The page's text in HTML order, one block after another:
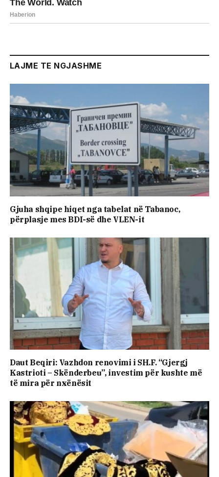
LAJME TE NGJASHME
Gjuha shqipe hiqet nga tabelat në Tabanoc,
përplasje mes BDI-së dhe VLEN-it
Daut Beqiri: Vazhdon renovimi i SH.F. “Gjergj
Kastrioti – Skënderbeu”, investim për kushte më
të mira për nxënësit